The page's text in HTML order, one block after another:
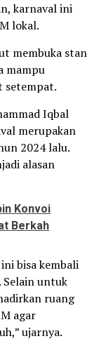
karnaval ini
lokal.
membuka stan
mampu
setempat.
Iqbal
merupakan
2024 lalu.
alasan
Konvoi
Berkah
bisa kembali
Selain untuk
ruang
agar
ujarnya.